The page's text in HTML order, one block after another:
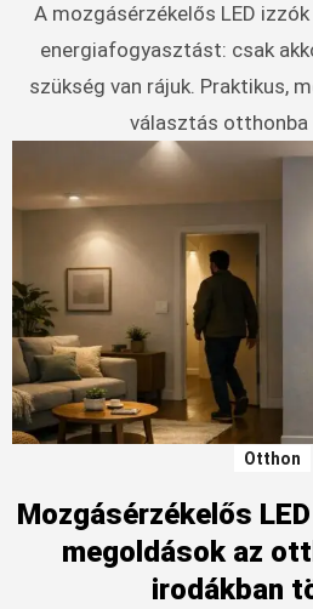
A mozgásérzékelős LED izzók okosan csökkentik az
energiafogyasztást: csak
szükség van rájuk. Praktikus,
választás otthonba
Otthon
Mozgásérzékelős
megoldások az
irodákban